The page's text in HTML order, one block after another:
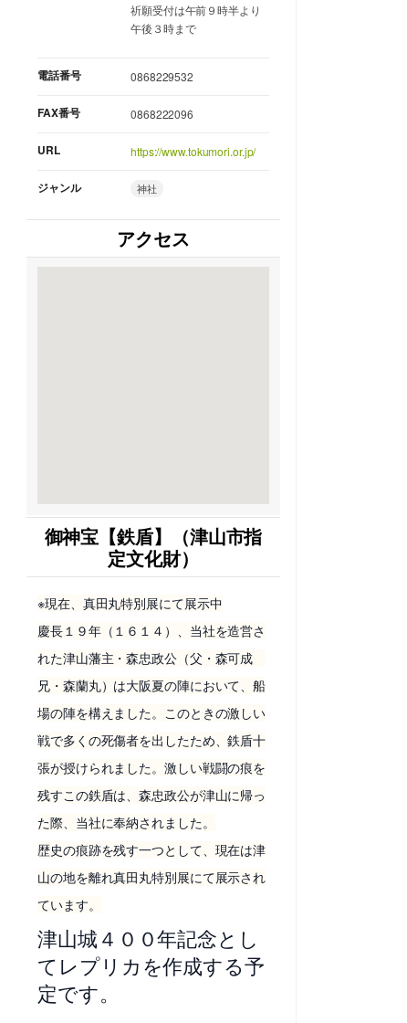
祈願受付は午前９時半より
午後３時まで
電話番号 0868229532
FAX番号 0868222096
URL https://www.tokumori.or.jp/
ジャンル 神社
アクセス
御神宝【鉄盾】（津山市指
定文化財）
※現在、真田丸特別展にて展示中
慶長１９年（１６１４）、当社を造営さ
れた津山藩主・森忠政公（父・森可成
兄・森蘭丸）は大阪夏の陣において、船
場の陣を構えました。このときの激しい
戦で多くの死傷者を出したため、鉄盾十
張が授けられました。激しい戦闘の痕を
残すこの鉄盾は、森忠政公が津山に帰っ
た際、当社に奉納されました。
歴史の痕跡を残す一つとして、現在は津
山の地を離れ真田丸特別展にて展示され
ています。
津山城４００年記念とし
てレプリカを作成する予
定です。